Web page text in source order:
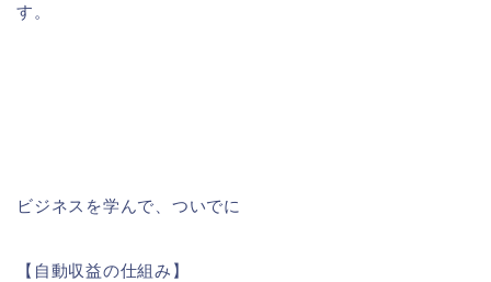
す。
ビジネスを学んで、ついでに
【自動収益の仕組み】